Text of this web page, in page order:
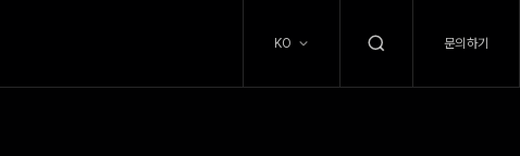
KO 문의하기